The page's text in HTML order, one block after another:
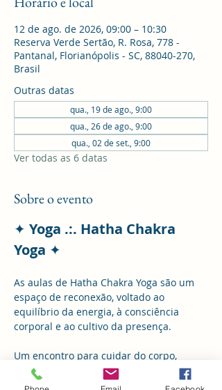
12 de ago. de 2026, 09:00 – 10:30
Reserva Verde Sertão, R. Rosa, 778 -
Pantanal, Florianópolis - SC, 88040-270,
Brasil
Outras datas
qua., 19 de ago., 9:00
qua., 26 de ago., 9:00
qua., 02 de set., 9:00
Ver todas as 6 datas
Sobre o evento
✦ Yoga .:. Hatha Chakra
Yoga ✦
As aulas de Hatha Chakra Yoga são um
espaço de reconexão, voltado ao
equilíbrio da energia, à consciência
corporal e ao cultivo da presença.
Um encontro para cuidar do corpo,
acalmar a mente e simplesmente estar.